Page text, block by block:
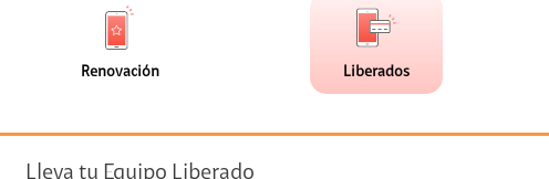
+ Telefonía
streaming
de
faceta
Renovación
(0)
faceta
Liberados
Lleva tu Equipo Liberado